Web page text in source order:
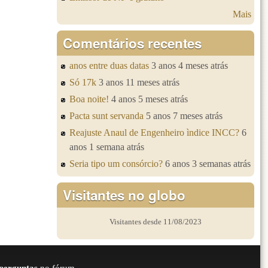
Mais
Comentários recentes
anos entre duas datas 3 anos 4 meses atrás
Só 17k 3 anos 11 meses atrás
Boa noite! 4 anos 5 meses atrás
Pacta sunt servanda 5 anos 7 meses atrás
Reajuste Anaul de Engenheiro ìndice INCC? 6
anos 1 semana atrás
Seria tipo um consórcio? 6 anos 3 semanas atrás
Visitantes no globo
Visitantes desde 11/08/2023